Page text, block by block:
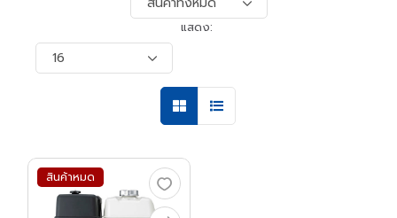
แสดง:
สินค้าหมด